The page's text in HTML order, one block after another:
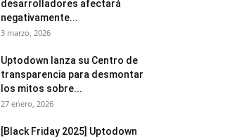
desarrolladores afectará
negativamente...
3 marzo, 2026
Uptodown lanza su Centro de
transparencia para desmontar
los mitos sobre...
27 enero, 2026
[Black Friday 2025] Uptodown